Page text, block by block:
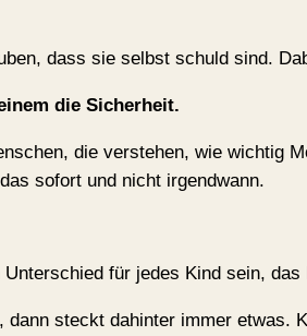
dass sie selbst schuld sind.
die Sicherheit.
die verstehen, wie wichtig
sofort und nicht irgendwann.
für jedes Kind sein, das
steckt dahinter immer etwas.